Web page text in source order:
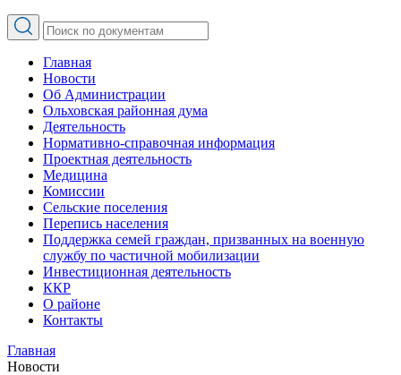
Главная
Новости
Об Администрации
Ольховская районная дума
Деятельность
Нормативно-справочная информация
Проектная деятельность
Медицина
Комиссии
Сельские поселения
Перепись населения
Поддержка семей граждан, призванных на военную
службу по частичной мобилизации
Инвестиционная деятельность
ККР
О районе
Контакты
Главная
Новости